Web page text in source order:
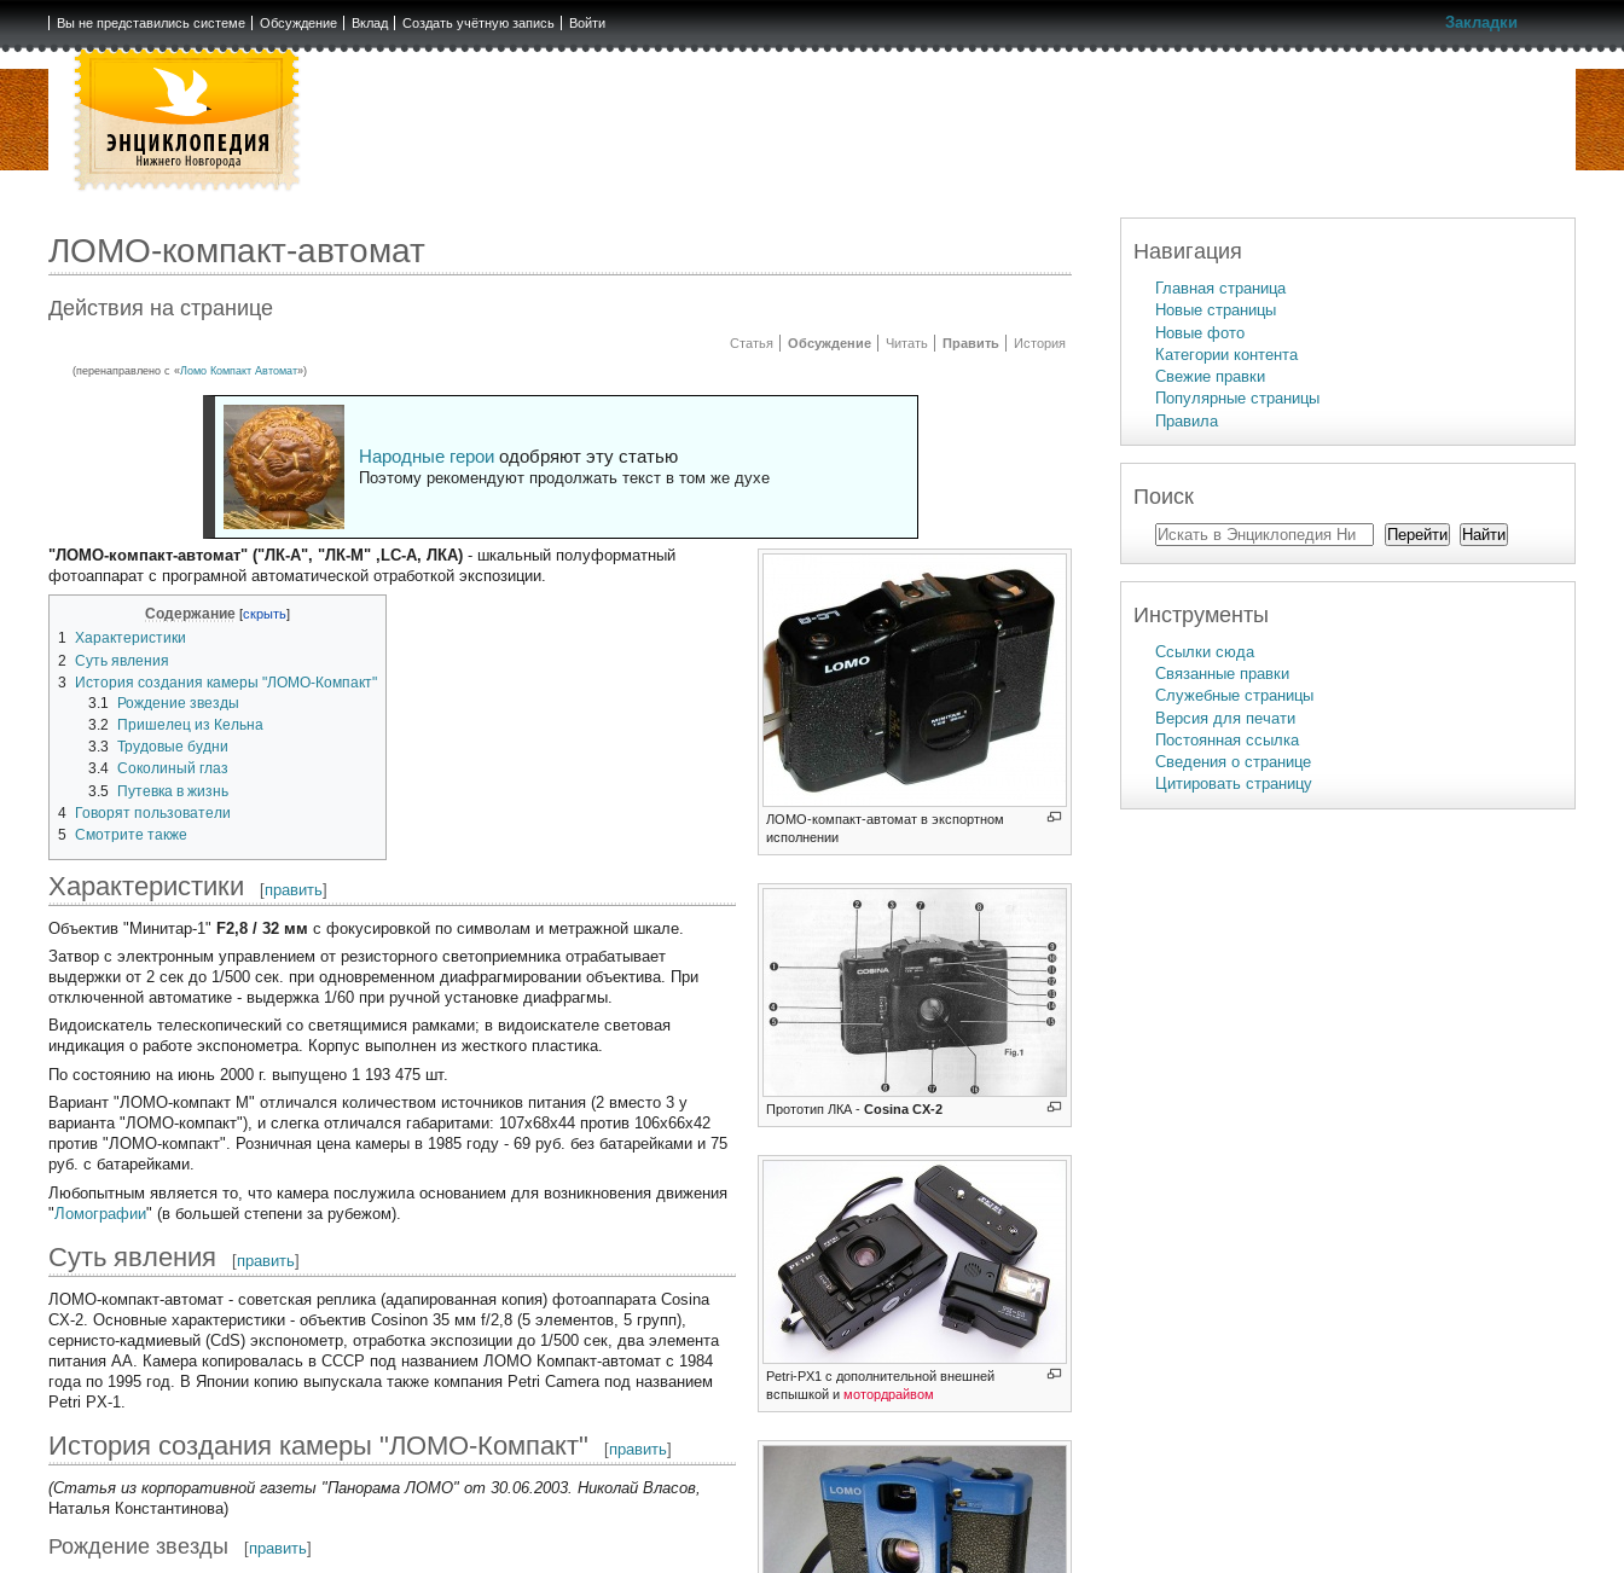
Вы не представились системе Обсуждение Вклад Создать учётную запись Войти Закладки
ЛОМО-компакт-автомат
Действия на странице
Статья Обсуждение Читать Править История
(перенаправлено с «Ломо Компакт Автомат»)
Народные героиодобряют эту статью
Поэтому рекомендуют продолжать текст в том же духе
ЛОМО-компакт-автомат в экспортном
исполнении
Прототип ЛКА -Cosina CX-2
Petri-PX1 с дополнительной внешней
вспышкой имотордрайвом
"ЛОМО-компакт-автомат" ("ЛК-А", "ЛК-М" ,LC-A, ЛКА) - шкальный полуформатный
фотоаппарат с програмной автоматической отработкой экспозиции.
Содержание
1 Характеристики
2 Суть явления
3
История создания камеры "ЛОМО-Компакт"
3.1
Рождение звезды
3.2
Пришелец из Кельна
3.3 Трудовые будни
3.4 Соколиный глаз
3.5 Путевка в жизнь
4 Говорят пользователи
5 Смотрите также
Характеристики [править]
Объектив "Минитар-1"F2,8 / 32 мм с фокусировкой по символам и метражной шкале.
Затвор с электронным управлением от резисторного светоприемника отрабатывает
выдержки от 2 сек до 1/500 сек. при одновременном диафрагмировании объектива. При
отключенной автоматике - выдержка 1/60 при ручной установке диафрагмы.
Видоискатель телескопический со светящимися рамками; в видоискателе световая
индикация о работе экспонометра. Корпус выполнен из жесткого пластика.
По состоянию на июнь 2000 г. выпущено 1 193 475 шт.
Вариант "ЛОМО-компакт М" отличался количеством источников питания (2 вместо 3 у
варианта "ЛОМО-компакт"), и слегка отличался габаритами: 107х68х44 против 106х66х42
против "ЛОМО-компакт". Розничная цена камеры в 1985 году - 69 руб. без батарейками и 75
руб. с батарейками.
Любопытным является то, что камера послужила основанием для возникновения движения
"Ломографии" (в большей степени за рубежом).
Суть явления [править]
ЛОМО-компакт-автомат - советская реплика (адапированная копия) фотоаппарата Cosina
CX-2. Основные характеристики - объектив Cosinon 35 мм f/2,8 (5 элементов, 5 групп),
сернисто-кадмиевый (CdS) экспонометр, отработка экспозиции до 1/500 сек, два элемента
питания АА. Камера копировалась в СССР под названием ЛОМО Компакт-автомат с 1984
года по 1995 год. В Японии копию выпускала также компания Petri Camera под названием
Petri PX-1.
История создания камеры "ЛОМО-Компакт" [править]
(Статья из корпоративной газеты "Панорама ЛОМО" от 30.06.2003. Николай Власов,
Наталья Константинова)
Рождение звезды [править]
Навигация
Главная страница
Новые страницы
Новые фото
Категории контента
Свежие правки
Популярные страницы
Правила
Поиск
Инструменты
Ссылки сюда
Связанные правки
Служебные страницы
Версия для печати
Постоянная ссылка
Сведения о странице
Цитировать страницу